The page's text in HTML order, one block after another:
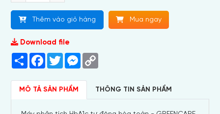
Thêm vào giỏ hàng Mua ngay
Download file
Share Facebook
TwitterMessenger
MÔ TẢ SẢN PHẨM THÔNG TIN SẢN PHẨM